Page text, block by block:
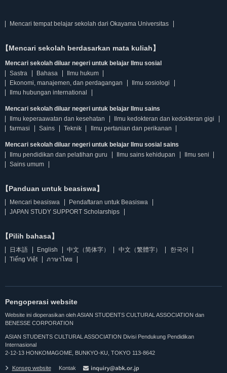
Mencari tempat belajar sekolah dari Okayama Universitas
【Mencari sekolah berdasarkan mata kuliah】
Mencari sekolah diluar negeri untuk belajar Ilmu sosial
Sastra
Bahasa
Ilmu hukum
Ekonomi, manajemen, dan perdagangan
Ilmu sosiologi
Ilmu hubungan international
Mencari sekolah diluar negeri untuk belajar Ilmu sains
Ilmu keperaawatan dan kesehatan
Ilmu kedokteran dan kedokteran gigi
farmasi
Sains Teknik Ilmu pertanian dan perikanan
Mencari sekolah diluar negeri untuk belajar Ilmu sosial sains
Ilmu pendidikan dan pelatihan guru
Ilmu sains kehidupan
Ilmu seni
Sains umum
【Panduan untuk beasiswa】
Mencari beasiswa
Pendaftaran untuk Beasiswa
JAPAN STUDY SUPPORT Scholarships
【Pilih bahasa】
日本語 English 中文（简体字） 中文（繁體字）
한국어
Tiếng Việt
ภาษาไทย
Pengoperasi website
Website ini dioperasikan oleh ASIAN STUDENTS CULTURAL ASSOCIATION dan
BENESSE CORPORATION
ASIAN STUDENTS CULTURAL ASSOCIATION Divisi Pendukung Pendidikan
Internasional
2-12-13 HONKOMAGOME, BUNKYO-KU, TOKYO 113-8642
Konsep website Kontak